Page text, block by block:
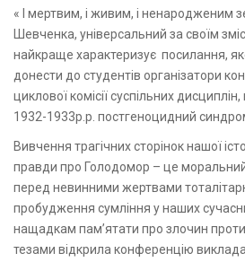
« І мертвим, і живим, і ненародженим
Шевченка, універсальний за своїм
найкраще характеризує посилання,
донести до студентів організатори
циклової комісії суспільних
1932-1933р.р. постгеноцидний
Вивчення трагічних сторінок нашої
правди про Голодомор – це моральний
перед невинними жертвами
пробудження сумління у наших
нащадкам пам’ятати про злочин
тезами відкрила конференцію